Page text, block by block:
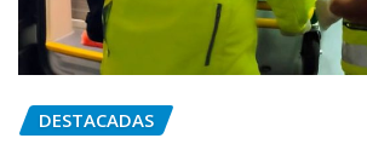
DESTACADAS